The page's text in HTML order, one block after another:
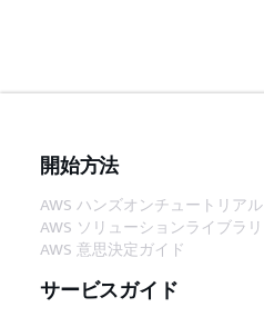
開始方法
AWS ハンズオンチュートリアル
AWS ソリューションライブラリ
AWS 意思決定ガイド
サービスガイド